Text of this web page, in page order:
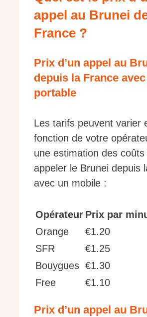
appel au Brunei
France ?
Prix d’un appel au
depuis la France
portable
Les tarifs peuvent varier
fonction de votre
une estimation des coûts
appeler le Brunei depuis
avec un mobile :
Opérateur Prix par
Orange
€1.20
SFR
€1.25
Bouygues €1.30
Free
€1.10
Prix d’un appel au